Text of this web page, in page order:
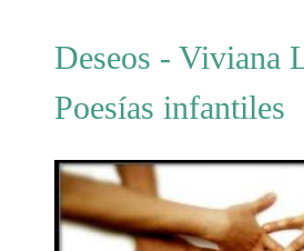
Deseos - Viviana
Poesías infantiles